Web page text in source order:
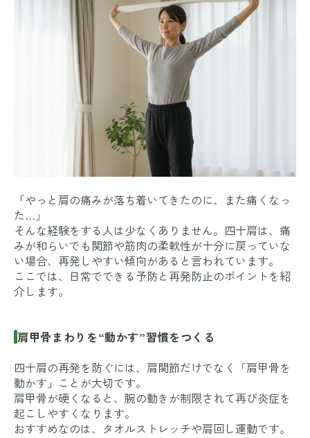
「やっと肩の痛みが落ち着いてきたのに、また痛くなっ
た…」
そんな経験をする人は少なくありません。四十肩は、痛
みが和らいでも関節や筋肉の柔軟性が十分に戻っていな
い場合、再発しやすい傾向があると言われています。
ここでは、日常でできる予防と再発防止のポイントを紹
介します。
肩甲骨まわりを“動かす”習慣をつくる
四十肩の再発を防ぐには、肩関節だけでなく「肩甲骨を
動かす」ことが大切です。
肩甲骨が硬くなると、腕の動きが制限されて再び炎症を
起こしやすくなります。
おすすめなのは、タオルストレッチや肩回し運動です。